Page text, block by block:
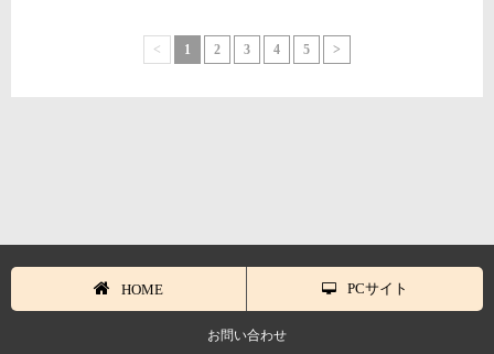
< 1 2 3 4 5 >
HOME PCサイト
お問い合わせ